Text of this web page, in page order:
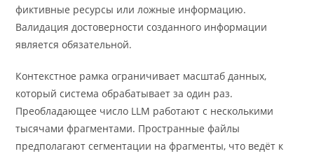
фиктивные ресурсы или ложные информацию.
Валидация достоверности созданного информации
является обязательной.
Контекстное рамка ограничивает масштаб данных,
который система обрабатывает за один раз.
Преобладающее число LLM работают с несколькими
тысячами фрагментами. Пространные файлы
предполагают сегментации на фрагменты, что ведёт к